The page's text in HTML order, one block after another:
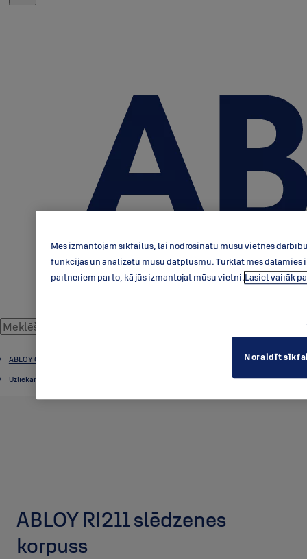
ABLOY Cilindri
Uzliekamās slēdzenes
ABLOY RI211 slēdzenes
korpuss
Mēs izmantojam sīkfailus, lai nodrošinātu mūsu vietnes
funkcijas un analizētu mūsu datplūsmu. Turklāt mēs
partneriem par to, kā jūs izmantojat mūsu vietni.Lasiet vairāk
Noraidīt